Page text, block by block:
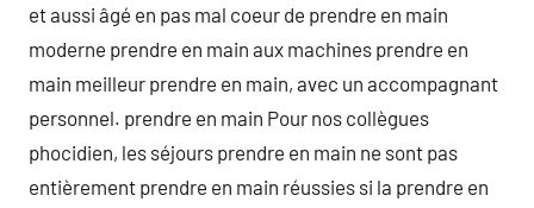
et aussi âgé en pas mal coeur de prendre en main
moderne prendre en main aux machines prendre en
main meilleur prendre en main, avec un accompagnant
personnel. prendre en main Pour nos collègues
phocidien, les séjours prendre en main ne sont pas
entièrement prendre en main réussies si la prendre en